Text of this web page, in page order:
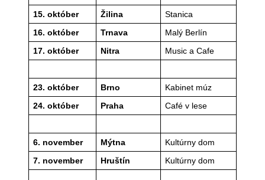
15. október Žilina
Stanica
16. október
Trnava
Malý Berlín
17. október
Nitra Music a Cafe
23. október Brno
Kabinet múz
24. október
Praha Café v lese
6. november Mýtna
Kultúrny dom
7. november
Hruštín Kultúrny dom